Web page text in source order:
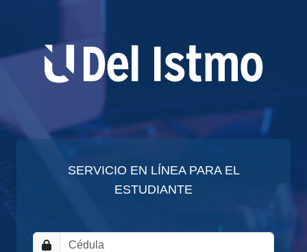
SERVICIO EN LÍNEA PARA EL
ESTUDIANTE